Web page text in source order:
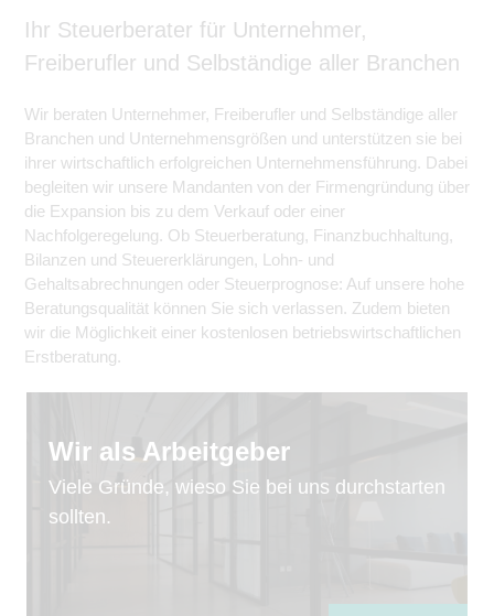
Ihr Steuerberater für Unternehmer,
Freiberufler und Selbständige aller Branchen
Wir beraten Unternehmer, Freiberufler und Selbständige aller
Branchen und Unternehmensgrößen und unterstützen sie bei
ihrer wirtschaftlich erfolgreichen Unternehmensführung. Dabei
begleiten wir unsere Mandanten von der Firmengründung über
die Expansion bis zu dem Verkauf oder einer
Nachfolgeregelung. Ob Steuerberatung, Finanzbuchhaltung,
Bilanzen und Steuererklärungen, Lohn- und
Gehaltsabrechnungen oder Steuerprognose: Auf unsere hohe
Beratungsqualität können Sie sich verlassen. Zudem bieten
wir die Möglichkeit einer kostenlosen betriebswirtschaftlichen
Erstberatung.
Wir als Arbeitgeber
Viele Gründe, wieso Sie bei uns durchstarten
sollten.